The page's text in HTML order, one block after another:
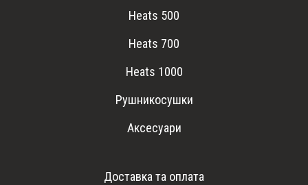
Heats 500
Heats 700
Heats 1000
Рушникосушки
Аксесуари
Доставка та оплата